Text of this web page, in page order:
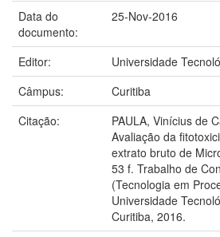
Data do
documento:
25-Nov-2016
Editor:
Universidade
Câmpus:
Curitiba
Citação:
PAULA, Vinícius de
Avaliação da
extrato bruto de
53 f. Trabalho de
(Tecnologia em
Universidade
Curitiba, 2016.